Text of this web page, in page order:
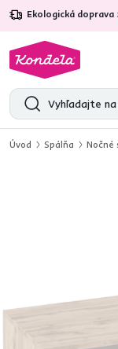
Ekologická doprava
4,7
Úvod Spálňa Nočné